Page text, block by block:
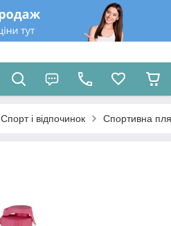
Спорт і відпочинок Спортивна